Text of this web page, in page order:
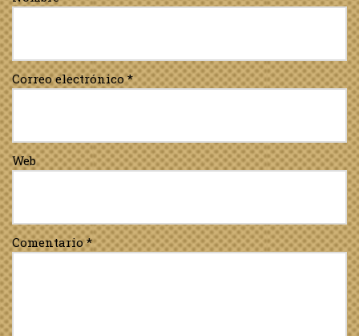
Correo electrónico*
Web
Comentario*